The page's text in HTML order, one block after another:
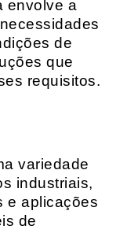
envolve a
de
que
requisitos.
variedade
industriais,
e aplicações
de